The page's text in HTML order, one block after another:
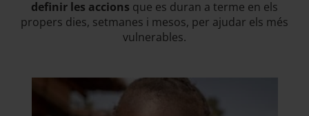
definir les accions que es duran a terme en els
propers dies, setmanes i mesos, per ajudar els més
vulnerables.